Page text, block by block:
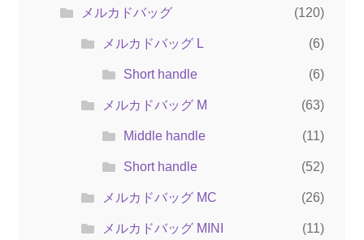
メルカドバッグ (120)
メルカドバッグ L (6)
Short handle (6)
メルカドバッグ M (63)
Middle handle (11)
Short handle (52)
メルカドバッグ MC (26)
メルカドバッグ MINI (11)